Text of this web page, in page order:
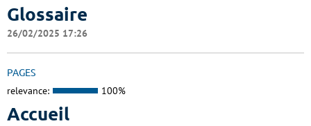
Glossaire
26/02/2025 17:26
PAGES
relevance: 100%
Accueil